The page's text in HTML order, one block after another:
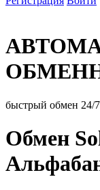
быстрый обмен 24/7
Обмен